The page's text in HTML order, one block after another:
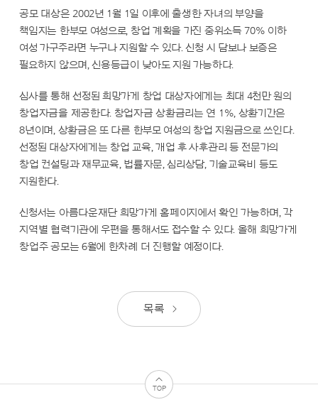
공모 대상은 2002년 1월 1일 이후에 출생한 자녀의 부양을
책임지는 한부모 여성으로, 창업 계획을 가진 중위소득 70% 이하
여성 가구주라면 누구나 지원할 수 있다. 신청 시 담보나 보증은
필요하지 않으며, 신용등급이 낮아도 지원 가능하다.
심사를 통해 선정된 희망가게 창업 대상자에게는 최대 4천만 원의
창업자금을 제공한다. 창업자금 상환금리는 연 1%, 상환기간은
8년이며, 상환금은 또 다른 한부모 여성의 창업 지원금으로 쓰인다.
선정된 대상자에게는 창업 교육, 개업 후 사후관리 등 전문가의
창업 컨설팅과 재무교육, 법률자문, 심리상담, 기술교육비 등도
지원한다.
신청서는 아름다운재단 희망가게 홈페이지에서 확인 가능하며, 각
지역별 협력기관에 우편을 통해서도 접수할 수 있다. 올해 희망가게
창업주 공모는 6월에 한차례 더 진행할 예정이다.
목록
TOP